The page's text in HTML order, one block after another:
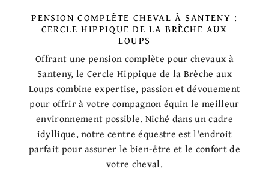
PENSION COMPLÈTE CHEVAL À SANTENY :
CERCLE HIPPIQUE DE LA BRÈCHE AUX
LOUPS
Offrant une pension complète pour chevaux à
Santeny, le Cercle Hippique de la Brèche aux
Loups combine expertise, passion et dévouement
pour offrir à votre compagnon équin le meilleur
environnement possible. Niché dans un cadre
idyllique, notre centre équestre est l'endroit
parfait pour assurer le bien-être et le confort de
votre cheval.